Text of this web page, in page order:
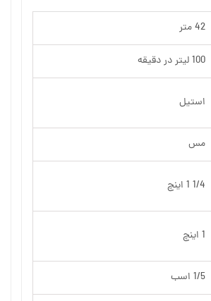
42 متر
100 لیتر در دقیقه
استیل
مس
1/4 1 اینچ
1 اینچ
1/5 اسب